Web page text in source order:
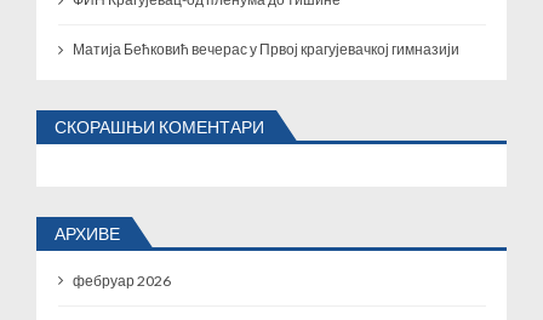
Матија Бећковић вечерас у Првој крагујевачкој гимназији
СКОРАШЊИ КОМЕНТАРИ
АРХИВЕ
фебруар 2026